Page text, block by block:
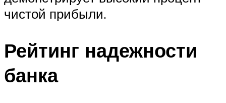
чистой прибыли.
Рейтинг надежности
банка